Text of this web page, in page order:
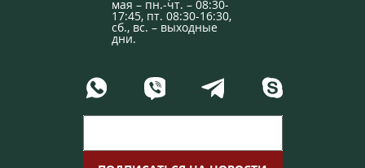
мая – пн.-чт. – 08:30-
17:45, пт. 08:30-16:30,
сб., вс. – выходные
дни.